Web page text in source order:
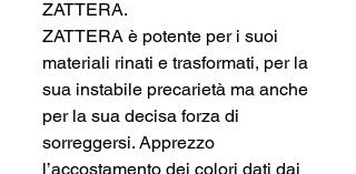
ZATTERA.
ZATTERA è potente per i suoi
materiali rinati e trasformati, per la
sua instabile precarietà ma anche
per la sua decisa forza di
sorreggersi. Apprezzo
l’accostamento dei colori dati dai